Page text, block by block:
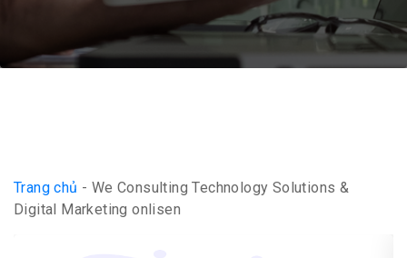
Trang chủ - We Consulting Technology Solutions &
Digital Marketing onlisen